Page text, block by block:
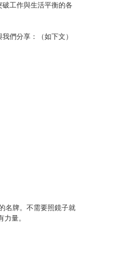
工作與生活平衡的各
們分享：（如下文）
名牌。不需要照鏡子就
量。